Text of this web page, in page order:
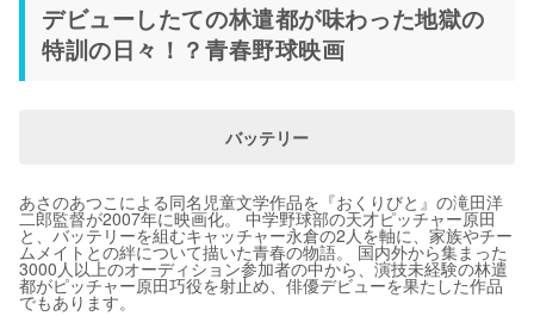
デビューしたての林遣都が味わった地獄の
特訓の日々！？青春野球映画
バッテリー
あさのあつこによる同名児童文学作品を『おくりびと』の滝田洋
二郎監督が2007年に映画化。 中学野球部の天才ピッチャー原田
と、バッテリーを組むキャッチャー永倉の2人を軸に、家族やチー
ムメイトとの絆について描いた青春の物語。 国内外から集まった
3000人以上のオーディション参加者の中から、演技未経験の林遣
都がピッチャー原田巧役を射止め、俳優デビューを果たした作品
でもあります。